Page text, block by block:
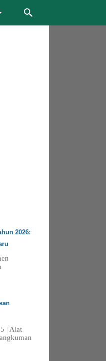
2026:
| Alat